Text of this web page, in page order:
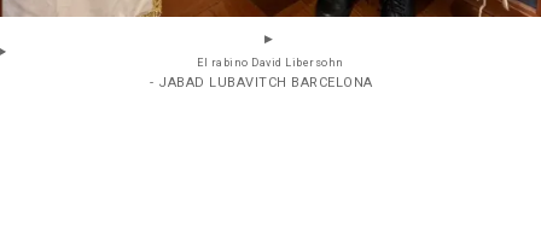
El rabino David Libersohn
- JABAD LUBAVITCH BARCELONA